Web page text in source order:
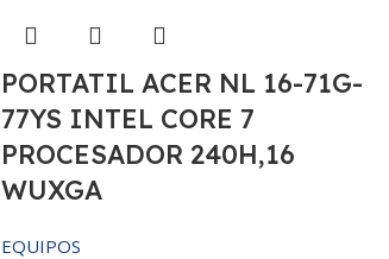
PORTATIL ACER NL 16-71G-
77YS INTEL CORE 7
PROCESADOR 240H,16
WUXGA
EQUIPOS